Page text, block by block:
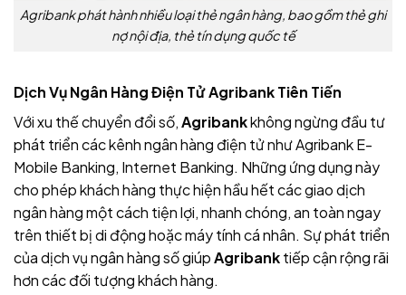
Agribank phát hành nhiều loại thẻ ngân hàng, bao gồm thẻ ghi
nợ nội địa, thẻ tín dụng quốc tế
Dịch Vụ Ngân Hàng Điện Tử Agribank Tiên Tiến
Với xu thế chuyển đổi số,Agribankkhông ngừng đầu tư
phát triển các kênh ngân hàng điện tử như Agribank E-
Mobile Banking, Internet Banking. Những ứng dụng này
cho phép khách hàng thực hiện hầu hết các giao dịch
ngân hàng một cách tiện lợi, nhanh chóng, an toàn ngay
trên thiết bị di động hoặc máy tính cá nhân. Sự phát triển
của dịch vụ ngân hàng số giúpAgribanktiếp cận rộng rãi
hơn các đối tượng khách hàng.